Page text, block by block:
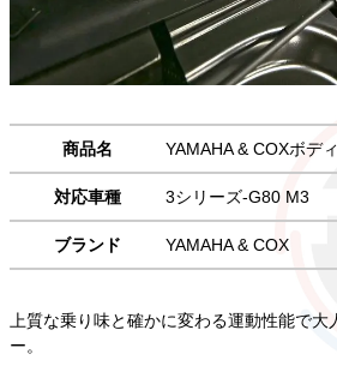
商品名 YAMAHA & COXボデ
対応車種 3シリーズ-G80 M3
ブランド YAMAHA & COX
上質な乗り味と確かに変わる運動性能で
ー。